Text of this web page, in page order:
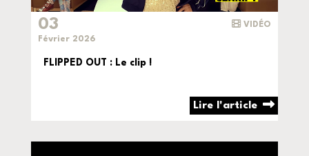
VIDÉO
03
Février 2026
FLIPPED OUT : Le clip !
Lire l'article